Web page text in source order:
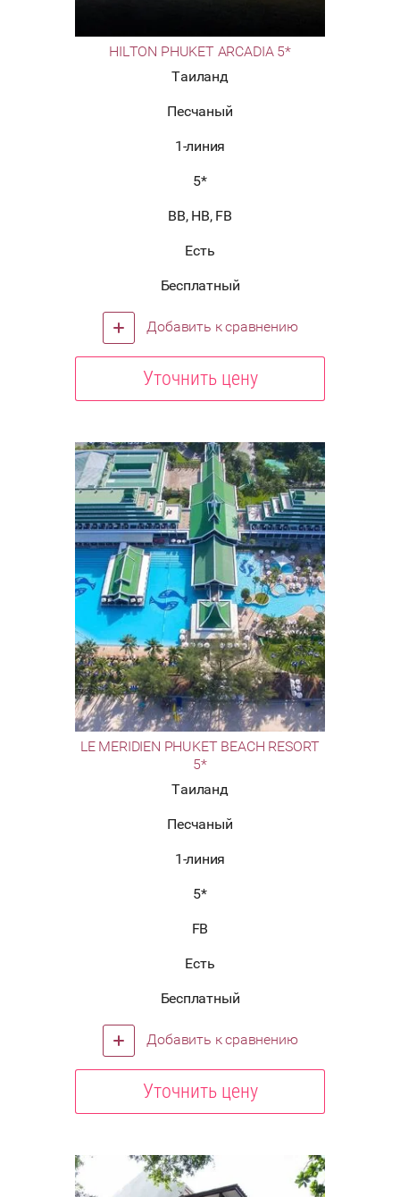
HILTON PHUKET ARCADIA 5*
Таиланд
Песчаный
1-линия
5*
BB, HB, FB
Есть
Бесплатный
Добавить к сравнению
Уточнить цену
LE MERIDIEN PHUKET BEACH RESORT
5*
Таиланд
Песчаный
1-линия
5*
FB
Есть
Бесплатный
Добавить к сравнению
Уточнить цену